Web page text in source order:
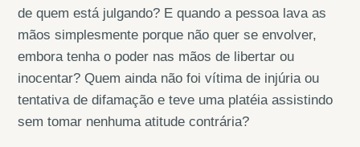
de quem está julgando? E quando a pessoa lava as
mãos simplesmente porque não quer se envolver,
embora tenha o poder nas mãos de libertar ou
inocentar? Quem ainda não foi vítima de injúria ou
tentativa de difamação e teve uma platéia assistindo
sem tomar nenhuma atitude contrária?